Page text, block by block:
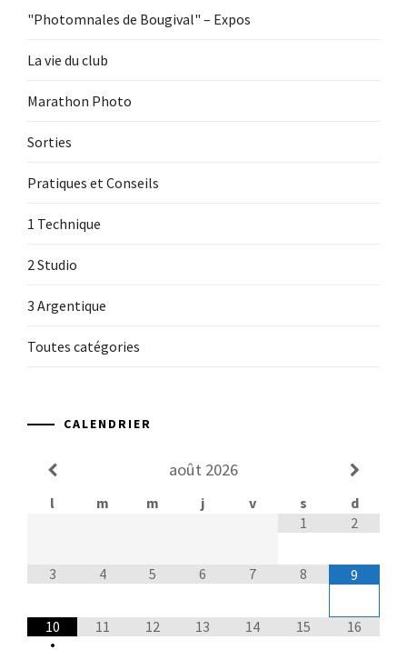
"Photomnales de Bougival" – Expos
La vie du club
Marathon Photo
Sorties
Pratiques et Conseils
1 Technique
2 Studio
3 Argentique
Toutes catégories
CALENDRIER
août 2026
l m m j v s
d
1
2
3 4 5 6 7 8 9
10
•
11 12 13 14 15 16